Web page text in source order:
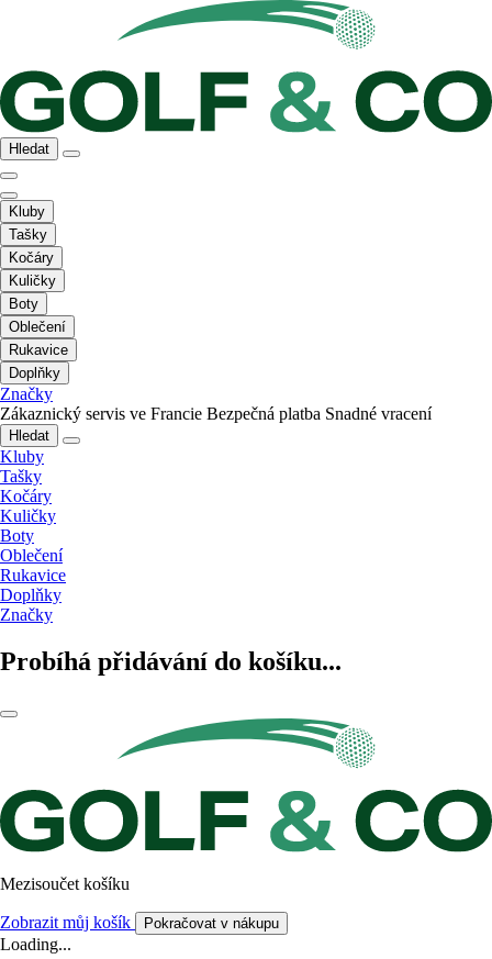
Hledat
Kluby
Tašky
Kočáry
Kuličky
Boty
Oblečení
Rukavice
Doplňky
Značky
Zákaznický servis ve Francie Bezpečná platba Snadné vracení
Hledat
Kluby
Tašky
Kočáry
Kuličky
Boty
Oblečení
Rukavice
Doplňky
Značky
Probíhá přidávání do košíku...
Mezisoučet košíku
Zobrazit můj košík Pokračovat v nákupu
Loading...